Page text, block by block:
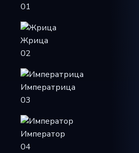
01
Жрица
02
Императрица
03
Император
04